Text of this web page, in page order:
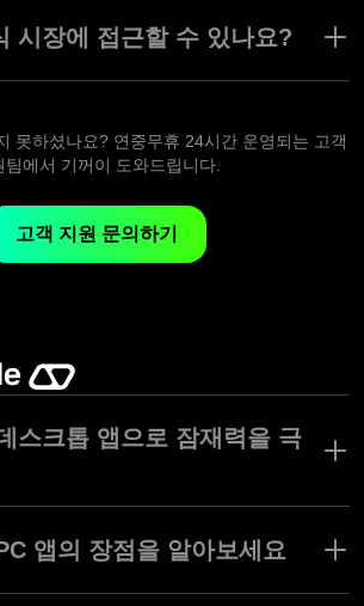
이 지원되어 다양한 트레이딩 스타일과 취향
에게 안성맞춤입니다.
시장에 접근할 수 있나요?
못하셨나요? 연중무휴 24시간 운영되는 고객
팀에서 기꺼이 도와드립니다.
고객 지원 문의하기
스크톱 앱으로 잠재력을 극
련된 트레이더 모두의 니즈를 충족시키기 위
포괄적인 도구와 기능을 갖춘 독보적인 데스크
시켰습니다.
앱의 장점을 알아보세요